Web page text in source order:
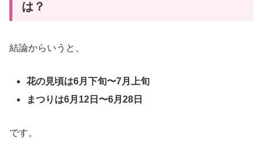
は？
結論からいうと、
花の見頃は6月下旬〜7月上旬
まつりは6月12日〜6月28日
です。